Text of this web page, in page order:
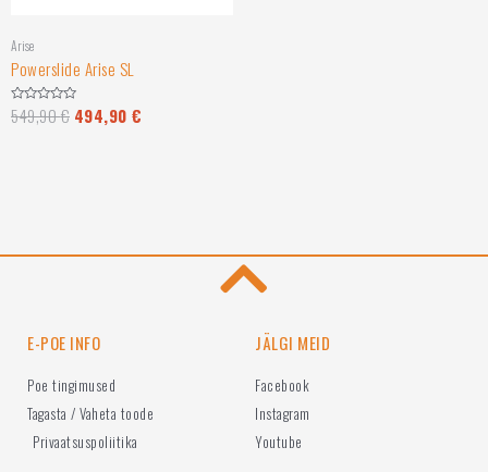
Arise
Powerslide Arise SL
Hinnanguga
0
549,90€ 494,90 €
E-POE INFO
Poe tingimused
Tagasta / Vaheta toode
Privaatsuspoliitika
JÄLGI MEID
Facebook
Instagram
Youtube